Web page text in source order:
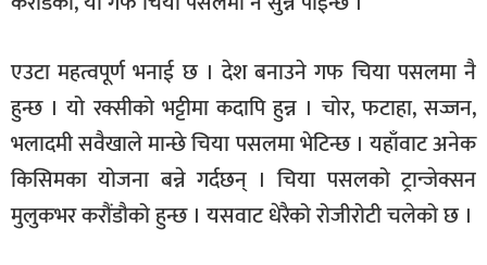
एउटा महत्वपूर्ण भनाई छ । देश बनाउने गफ चिया पसलमा नै
हुन्छ । यो रक्सीको भट्टीमा कदापि हुन्न । चोर, फटाहा, सज्जन,
भलादमी सवैखाले मान्छे चिया पसलमा भेटिन्छ । यहाँवाट अनेक
किसिमका योजना बन्ने गर्दछन् । चिया पसलको ट्रान्जेक्सन
मुलुकभर करौंडौको हुन्छ । यसवाट धेरैको रोजीरोटी चलेको छ ।